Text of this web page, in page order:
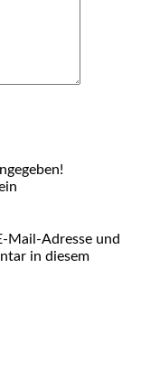
Mail-Adresse und
in diesem